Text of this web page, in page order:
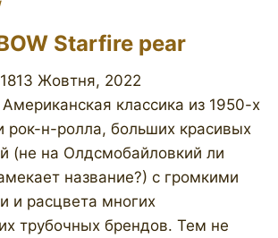
Starfire pear
13 Жовтня, 2022
классика из 1950-х
рок-н-ролла, больших красивых
(не на Олдсмобайловкий ли
название?) с громкими
и расцвета многих
трубочных брендов. Тем не